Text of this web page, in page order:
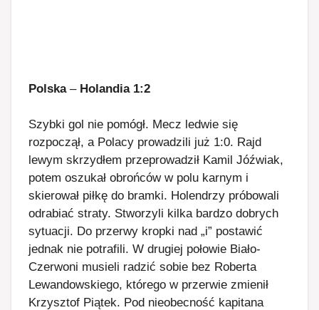
Polska –Holandia 1:2
Szybki gol nie pomógł. Mecz ledwie się
rozpoczął, a Polacy prowadzili już 1:0. Rajd
lewym skrzydłem przeprowadził Kamil Jóźwiak,
potem oszukał obrońców w polu karnym i
skierował piłkę do bramki. Holendrzy próbowali
odrabiać straty. Stworzyli kilka bardzo dobrych
sytuacji. Do przerwy kropki nad „i” postawić
jednak nie potrafili. W drugiej połowie Biało-
Czerwoni musieli radzić sobie bez Roberta
Lewandowskiego, którego w przerwie zmienił
Krzysztof Piątek. Pod nieobecność kapitana